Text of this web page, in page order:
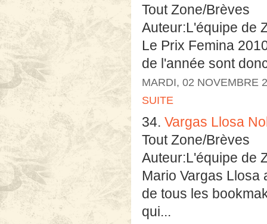
Tout Zone/Brèves
Auteur:L'équipe de
Le Prix Femina
de l'année sont
MARDI, 02 NOVEMBRE
SUITE
34. Vargas Llosa
Tout Zone/Brèves
Auteur:L'équipe de
Mario Vargas Llosa
de tous les
qui...